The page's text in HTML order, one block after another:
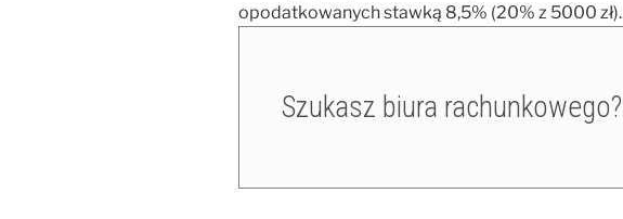
opodatkowanych stawką 8,5% (20% z 5000 zł).